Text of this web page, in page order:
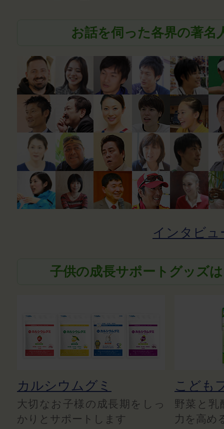
お話を伺った各界の著名
インタビュ
子供の成長サポートグッズ
カルシウムグミ
大切なお子様の成長期をしっ
かりとサポートします
こども
野菜と乳
力を高め